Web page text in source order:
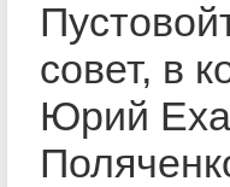
совет, в
Юрий